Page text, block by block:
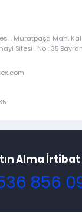
. Muratpaşa Mah.
Sitesi . No : 35
Alma İrtibat
856